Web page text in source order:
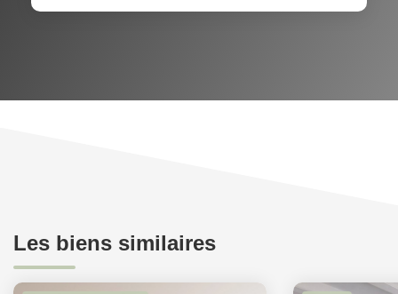
Les biens similaires